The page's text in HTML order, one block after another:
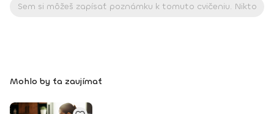
• Kondičný tréner 1. kv. stupňa • Certifikovaná lektorka
Mohlo by ťa zaujímať